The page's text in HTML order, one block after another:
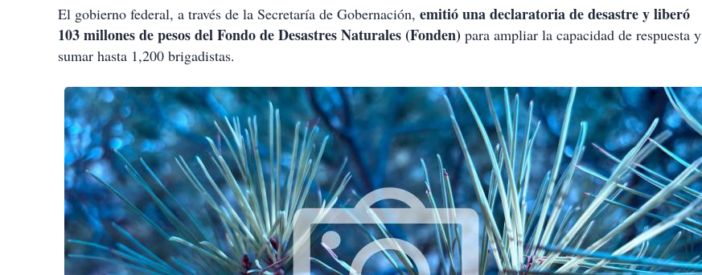
El gobierno federal, a través de la Secretaría de Gobernación, emitió una declaratoria de desastre y liberó
103 millones de pesos del Fondo de Desastres Naturales (Fonden) para ampliar la capacidad de respuesta y
sumar hasta 1,200 brigadistas.